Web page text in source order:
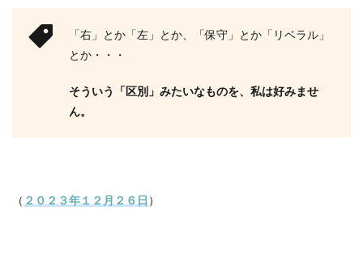
「右」とか「左」とか、「保守」とか「リベラル」
とか・・・
そういう「区別」みたいなものを、私は好みませ
ん。
（ ２０２３年１２月２６日 ）